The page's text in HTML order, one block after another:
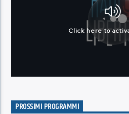
PROSSIMI PROGRAMMI